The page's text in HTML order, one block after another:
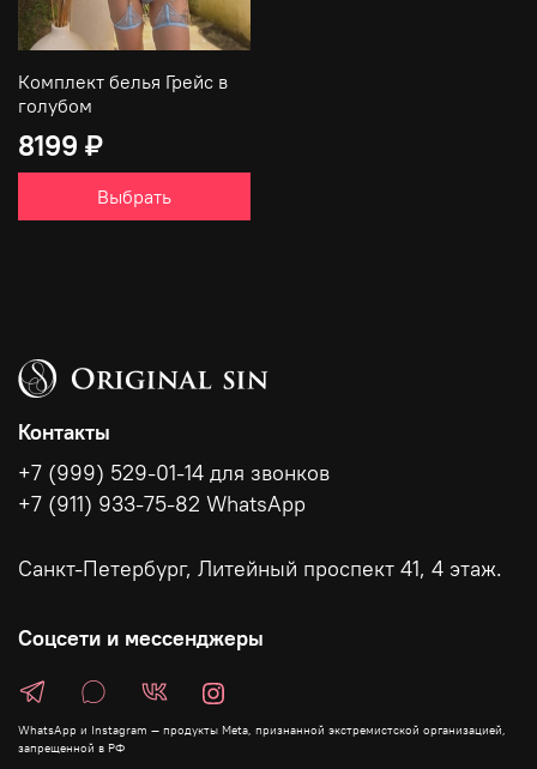
Комплект белья Грейс в
голубом
8199 ₽
Выбрать
Контакты
+7 (999) 529-01-14 для звонков
+7 (911) 933-75-82 WhatsApp
Санкт-Петербург, Литейный проспект 41, 4 этаж.
Соцсети и мессенджеры
WhatsApp и Instagram — продукты Meta, признанной экстремистской организацией,
запрещенной в РФ